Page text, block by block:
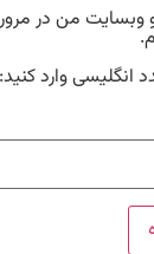
وبسایت من در
انگلیسی وارد کنید: